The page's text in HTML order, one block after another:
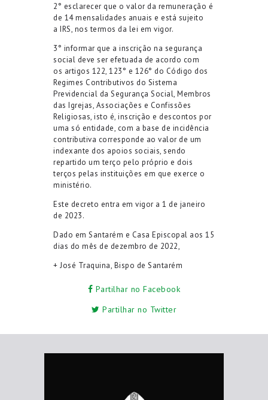
2° esclarecer que o valor da remuneração é
de 14 mensalidades anuais e está sujeito
a IRS, nos termos da lei em vigor.
3° informar que a inscrição na segurança
social deve ser efetuada de acordo com
os artigos 122, 123° e 126° do Código dos
Regimes Contributivos do Sistema
Previdencial da Segurança Social, Membros
das Igrejas, Associações e Confissões
Religiosas, isto é, inscrição e descontos por
uma só entidade, com a base de incidência
contributiva corresponde ao valor de um
indexante dos apoios sociais, sendo
repartido um terço pelo próprio e dois
terços pelas instituições em que exerce o
ministério.
Este decreto entra em vigor a 1 de janeiro
de 2023.
Dado em Santarém e Casa Episcopal aos 15
dias do mês de dezembro de 2022,
+ José Traquina, Bispo de Santarém
Partilhar no Facebook
Partilhar no Twitter